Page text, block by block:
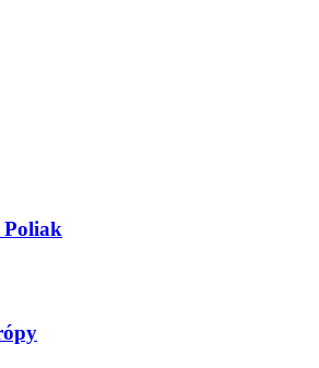
Poliak